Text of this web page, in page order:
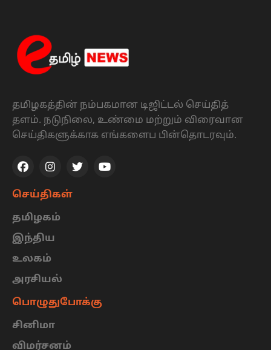
தமிழகத்தின் நம்பகமான டிஜிட்டல் செய்தித்
தளம். நடுநிலை, உண்மை மற்றும் விரைவான
செய்திகளுக்காக எங்களைப பின்தொடரவும்.
செய்திகள்
தமிழகம்
இந்திய
உலகம்
அரசியல்
பொழுதுபோக்கு
சினிமா
விமர்சனம்